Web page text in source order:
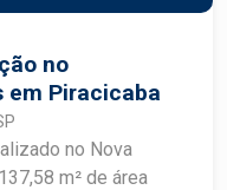
no
em Piracicaba
no Nova
m² de área